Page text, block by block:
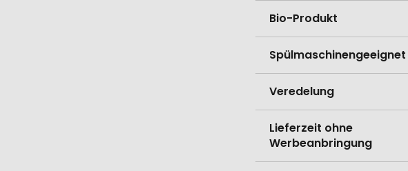
Bio-Produkt
Spülmaschinengeeignet
Veredelung
Lieferzeit ohne
Werbeanbringung